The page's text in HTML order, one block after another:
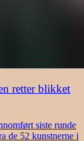
retter blikket
siste runde
de 52 kunstnerne i